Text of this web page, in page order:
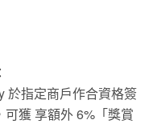
於指定商⼾作合資格簽
獲 享額外 6%「獎賞